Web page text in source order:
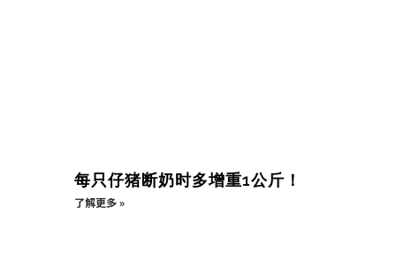
每只仔猪断奶时多增重1公斤！
了解更多 »